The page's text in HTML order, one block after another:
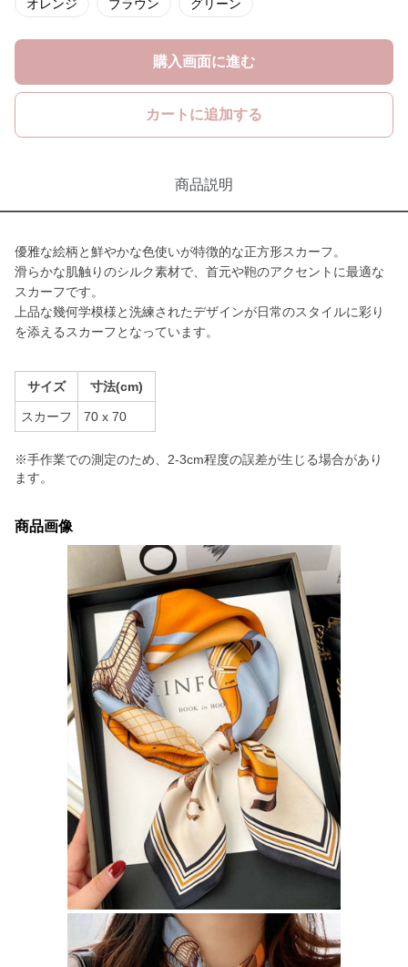
オレンジ ブラウン グリーン
購入画面に進む
カートに追加する
商品説明
優雅な絵柄と鮮やかな色使いが特徴的な正方形スカーフ。
滑らかな肌触りのシルク素材で、首元や鞄のアクセントに最適な
スカーフです。
上品な幾何学模様と洗練されたデザインが日常のスタイルに彩り
を添えるスカーフとなっています。
サイズ 寸法(cm)
スカーフ 70 x 70
※手作業での測定のため、2-3cm程度の誤差が生じる場合があり
ます。
商品画像